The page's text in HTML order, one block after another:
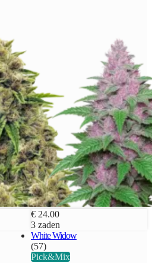
€ 24.00
3 zaden
White Widow
(57)
Pick&Mix